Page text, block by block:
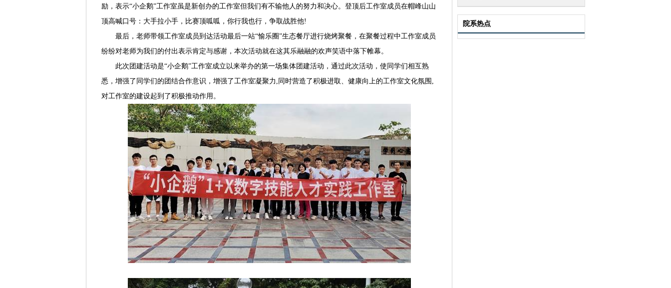
院系热点
励，表示“小企鹅”工作室虽是新创办的工作室但我们有不输他人的努力和决心。登顶后工作室成员在帽峰山山
顶高喊口号：大手拉小手，比赛顶呱呱，你行我也行，争取战胜他!
最后，老师带领工作室成员到达活动最后一站“愉乐圈”生态餐厅进行烧烤聚餐，在聚餐过程中工作室成员
纷纷对老师为我们的付出表示肯定与感谢，本次活动就在这其乐融融的欢声笑语中落下帷幕。
此次团建活动是“小企鹅”工作室成立以来举办的第一场集体团建活动，通过此次活动，使同学们相互熟
悉，增强了同学们的团结合作意识，增强了工作室凝聚力,同时营造了积极进取、健康向上的工作室文化氛围,
对工作室的建设起到了积极推动作用。